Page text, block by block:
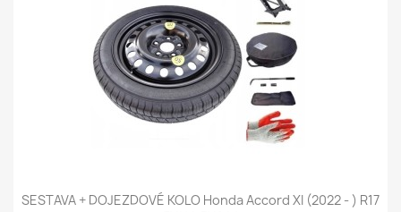
SESTAVA + DOJEZDOVÉ KOLO Honda Accord XI (2022 - ) R17